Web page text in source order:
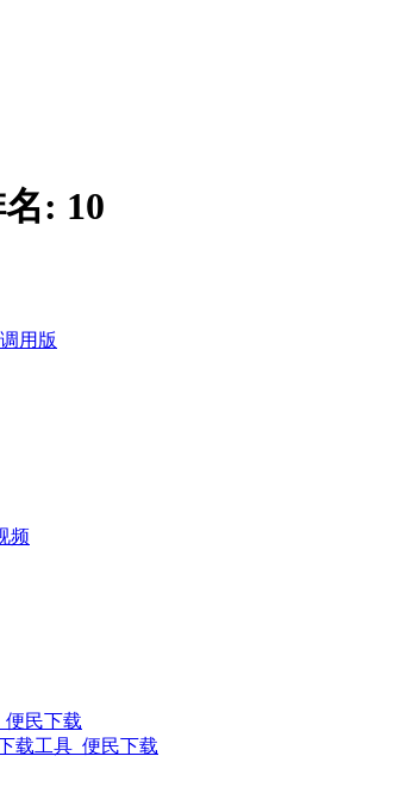
: 10
用版
频
便民下载
载工具_便民下载